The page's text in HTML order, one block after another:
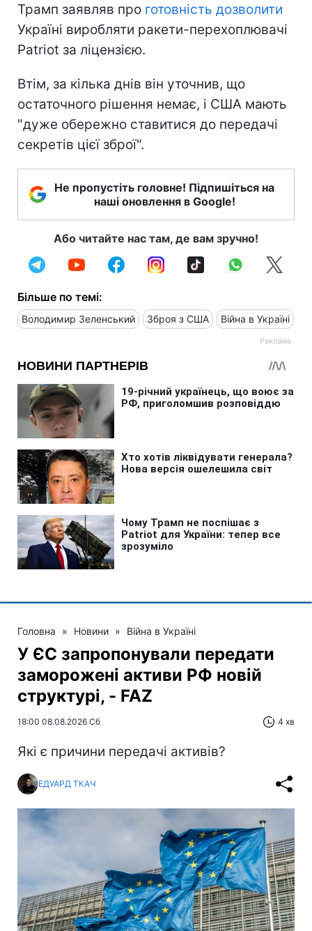
Трамп заявляв про готовність дозволити
Україні виробляти ракети-перехоплювачі
Patriot за ліцензією.
Втім, за кілька днів він уточнив, що
остаточного рішення немає, і США мають
"дуже обережно ставитися до передачі
секретів цієї зброї".
Не пропустіть головне! Підпишіться на
наші оновлення в Google!
Або читайте нас там, де вам зручно!
Більше по темі:
Володимир Зеленський Зброя з США Війна в Україні
Головна » Новини » Війна в Україні
У ЄС запропонували передати
заморожені активи РФ новій
структурі, - FAZ
18:00 08.08.2026 Сб 4 хв
Які є причини передачі активів?
ЕДУАРД ТКАЧ